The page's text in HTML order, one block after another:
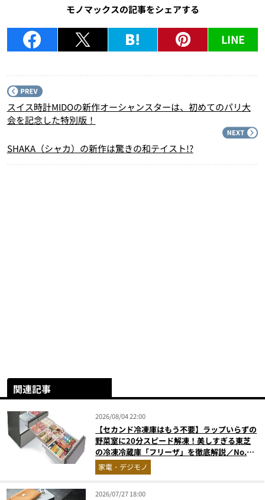
モノマックスの記事をシェアする
LINE
スイス時計MIDOの新作オーシャンスターは、初めてのパリ大
会を記念した特別版！
SHAKA（シャカ）の新作は驚きの和テイスト!?
関連記事
2026/08/04 22:00
【セカンド冷凍庫はもう不要】ラップいらずの
野菜室に20分スピード解凍！美しすぎる東芝
の冷凍冷蔵庫「フリーザ」を徹底解説／No.1
モノ雑誌編集長が選ぶ『センスがいい家電』
Vol.10
家電・デジモノ
2026/07/27 18:00